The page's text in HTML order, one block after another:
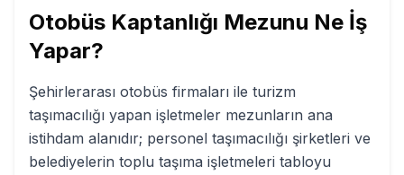
Otobüs Kaptanlığı Mezunu Ne İş
Yapar?
Şehirlerarası otobüs firmaları ile turizm
taşımacılığı yapan işletmeler mezunların ana
istihdam alanıdır; personel taşımacılığı şirketleri ve
belediyelerin toplu taşıma işletmeleri tabloyu